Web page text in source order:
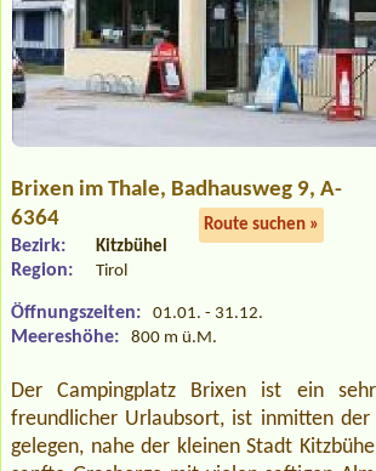
Brixen im Thale, Badhausweg 9, A-
6364
Route suchen »
Bezirk: Kitzbühel
Region: Tirol
Öffnungszeiten: 01.01. - 31.12.
Meereshöhe: 800 m ü.M.
Der Campingplatz Brixen ist ein
freundlicher Urlaubsort, ist inmitten der
gelegen, nahe der kleinen Stadt